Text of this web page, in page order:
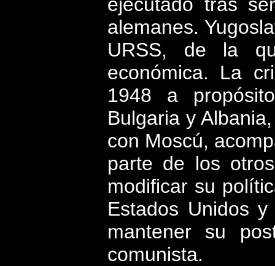
alemanes.
URSS, de la
económica. La
1948 a
Bulgaria y
con Moscú,
parte de los
modificar su
Estados Unidos
mantener su
comunista.